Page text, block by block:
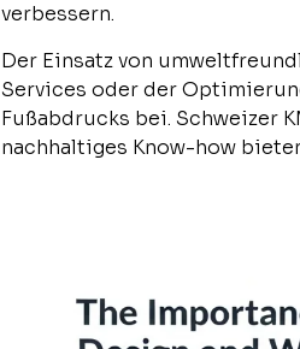
verbessern.
Der Einsatz von
Services oder der
Fußabdrucks bei. Schweizer
nachhaltiges Know-how